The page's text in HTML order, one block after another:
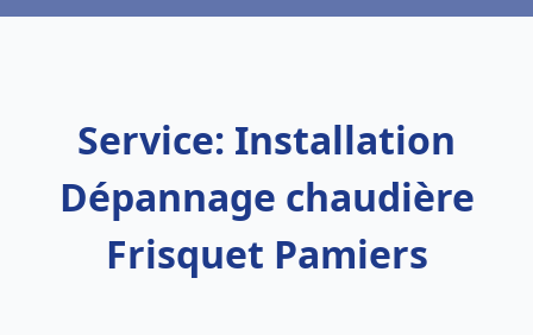
Service: Installation
Dépannage chaudière
Frisquet Pamiers